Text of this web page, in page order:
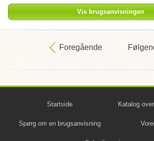
Vis brugsanvisningen
Foregående
Startside Katalog
Spørg om en brugsanvisning